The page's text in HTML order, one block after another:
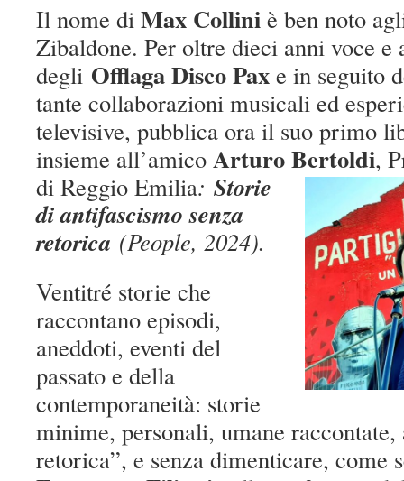
Il nome di Max Collini è ben noto
Zibaldone. Per oltre dieci anni voce e
degli Offlaga Disco Pax e in seguito
tante collaborazioni musicali ed
televisive, pubblica ora il suo primo
insieme all’amico ArturoBertoldi,
di Reggio Emilia: Storie
di antifascismo senza
retorica (People, 2024).
Ventitré storie che
raccontano episodi,
aneddoti, eventi del
passato e della
contemporaneità: storie
minime, personali, umane raccontate,
retorica”, e senza dimenticare, come